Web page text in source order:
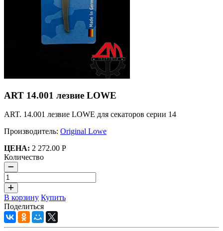
ART 14.001 лезвие LOWE
ART. 14.001 лезвие LOWE для секаторов серии 14
Производитель: Original Lowe
ЦЕНА: 2 272.00 Р
Количество
В корзину Купить
Поделиться